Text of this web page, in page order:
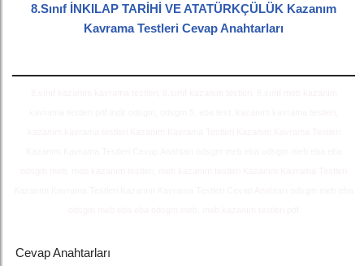
8.Sınıf İNKILAP TARİHİ VE ATATÜRKÇÜLÜK Kazanım
Kavrama Testleri Cevap Anahtarları
Cevap Anahtarları